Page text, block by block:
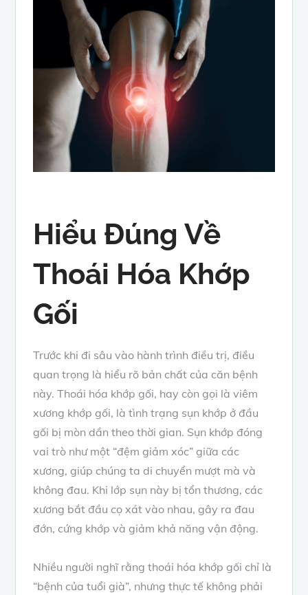
Hiểu Đúng Về
Thoái Hóa Khớp
Gối
Trước khi đi sâu vào hành trình điều trị, điều
quan trọng là hiểu rõ bản chất của căn bệnh
này. Thoái hóa khớp gối, hay còn gọi là viêm
xương khớp gối, là tình trạng sụn khớp ở đầu
gối bị mòn dần theo thời gian. Sụn khớp đóng
vai trò như một “đệm giảm xóc” giữa các
xương, giúp chúng ta di chuyển mượt mà và
không đau. Khi lớp sụn này bị tổn thương, các
xương bắt đầu cọ xát vào nhau, gây ra đau
đớn, cứng khớp và giảm khả năng vận động.
Nhiều người nghĩ rằng thoái hóa khớp gối chỉ là
“bệnh của tuổi già”, nhưng thực tế không phải